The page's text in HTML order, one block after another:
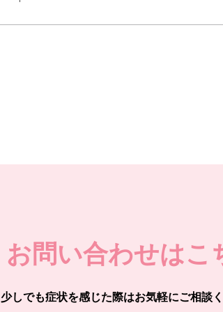
お問い合わせはこ
少しでも症状を感じた際はお気軽にご相談く